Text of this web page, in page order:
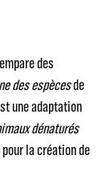
des
des espècesde
une adaptation
dénaturés
la création de